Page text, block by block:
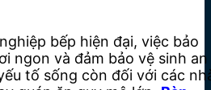
bếp hiện đại, việc bảo
ngon và đảm bảo vệ sinh an
tố sống còn đối với các